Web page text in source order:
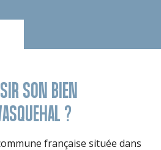
SON BIEN
?
française située dans